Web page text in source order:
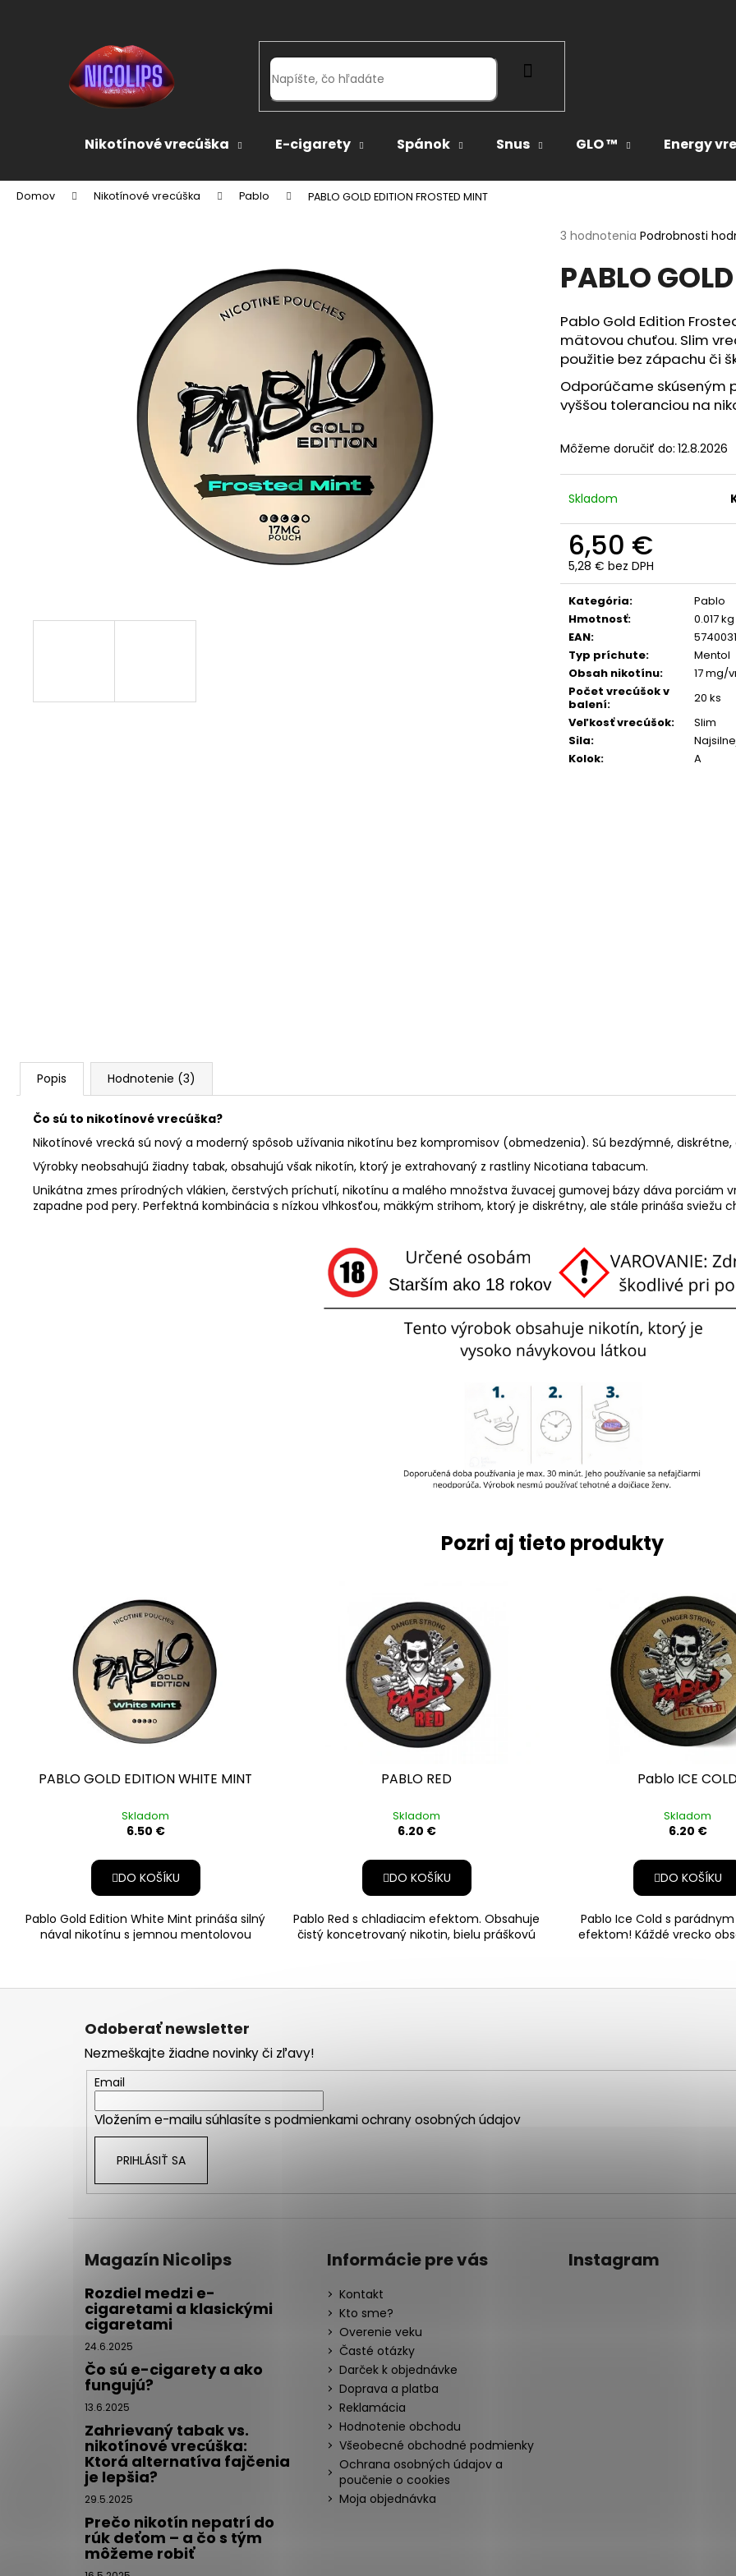
Nikotínové vrecúška E-cigarety Spánok Snus GLO ™ Energy
Domov Nikotínové vrecúška Pablo PABLO GOLD EDITION FROSTED MINT
Priemerné
produktu
je
z
5
hviezdičiek.
3 hodnotenia Podrobnosti
PABLO
Pablo Gold Edition
mätovou chuťou. Slim
použitie bez zápachu či
Odporúčame skúseným
vyššou toleranciou na
Môžeme doručiť do: 12.8.2026
Skladom
6,50 €
5,28 € bez DPH
Jednotková
cena:
Kategória:
Pablo
Hmotnosť:
0.017 kg
EAN:
Typ príchute:
Mentol
Obsah nikotínu:
17 mg/
Počet vrecúšok v
balení:
20 ks
Veľkosť vrecúšok:
Slim
Sila:
Kolok: A
Popis Hodnotenie (3)
Čo sú to nikotínové vrecúška?
Nikotínové vrecká sú nový a moderný spôsob užívania nikotínu bez kompromisov (obmedzenia). Sú bezdýmné,
Výrobky neobsahujú žiadny tabak, obsahujú však nikotín, ktorý je extrahovaný z rastliny Nicotiana tabacum.
Unikátna zmes prírodných vlákien, čerstvých príchutí, nikotínu a malého množstva žuvacej gumovej bázy dáva porciám
zapadne pod pery. Perfektná kombinácia s nízkou vlhkosťou, mäkkým strihom, ktorý je diskrétny, ale stále prináša sviežu
Pozri aj tieto produkty
PABLO GOLD EDITION WHITE MINT
Skladom
6.50 €
DO KOŠÍKU
Pablo Gold Edition White Mint prináša silný
nával nikotínu s jemnou mentolovou
PABLO RED
Skladom
6.20 €
DO KOŠÍKU
Pablo Red s chladiacim efektom. Obsahuje
čistý koncetrovaný nikotin, bielu práškovú
Pablo ICE
Skladom
6.20 €
DO KOŠÍKU
Pablo Ice Cold s
efektom! Káždé vrecko
obchodu
obchodu
Odoberať newsletter
Nezmeškajte žiadne novinky či zľavy!
Email
Vložením e-mailu súhlasíte s podmienkami ochrany osobných údajov
PRIHLÁSIŤ SA
Magazín Nicolips
Rozdiel medzi e-
cigaretami a klasickými
cigaretami
24.6.2025
Čo sú e-cigarety a ako
fungujú?
13.6.2025
Zahrievaný tabak vs.
nikotínové vrecúška:
Ktorá alternatíva fajčenia
je lepšia?
29.5.2025
Prečo nikotín nepatrí do
rúk deťom – a čo s tým
môžeme robiť
Informácie pre vás
Kontakt
Kto sme?
Overenie veku
Časté otázky
Darček k objednávke
Doprava a platba
Reklamácia
Hodnotenie obchodu
Všeobecné obchodné podmienky
Ochrana osobných údajov a
poučenie o cookies
Moja objednávka
Instagram